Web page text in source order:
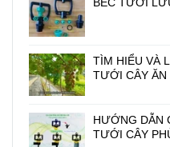
TÌM HIỂU VÀ
TƯỚI
HƯỚNG DẪN
TƯỚI CÂY